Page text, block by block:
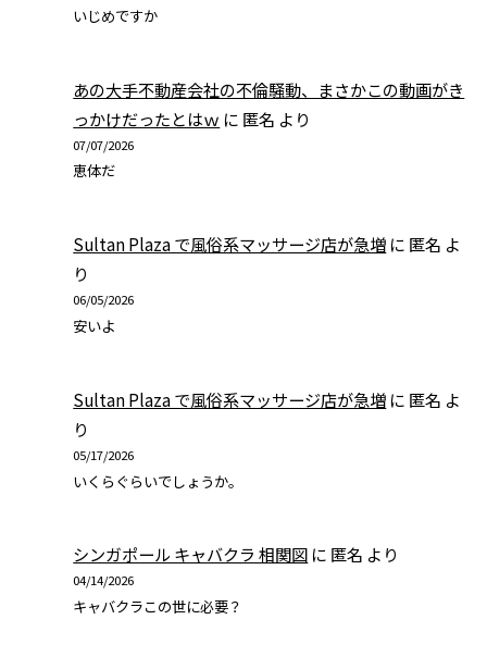
いじめですか
あの大手不動産会社の不倫騒動、まさかこの動画がき
っかけだったとはｗ に 匿名 より
07/07/2026
恵体だ
Sultan Plaza で風俗系マッサージ店が急増 に 匿名 よ
り
06/05/2026
安いよ
Sultan Plaza で風俗系マッサージ店が急増 に 匿名 よ
り
05/17/2026
いくらぐらいでしょうか。
シンガポール キャバクラ 相関図 に 匿名 より
04/14/2026
キャバクラこの世に必要？